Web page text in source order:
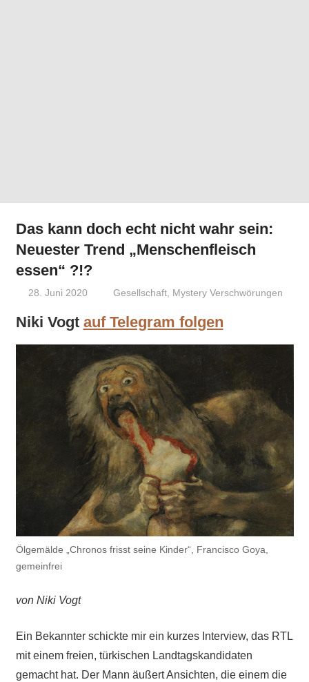
Das kann doch echt nicht wahr sein:
Neuester Trend „Menschenfleisch
essen“ ?!?
28. Juni 2020 Niki Vogt
Gesellschaft, Mystery Verschwörungen
Niki Vogt auf Telegram folgen
Ölgemälde „Chronos frisst seine Kinder“, Francisco Goya,
gemeinfrei
von Niki Vogt
Ein Bekannter schickte mir ein kurzes Interview, das RTL
mit einem freien, türkischen Landtagskandidaten
gemacht hat. Der Mann äußert Ansichten, die einem die